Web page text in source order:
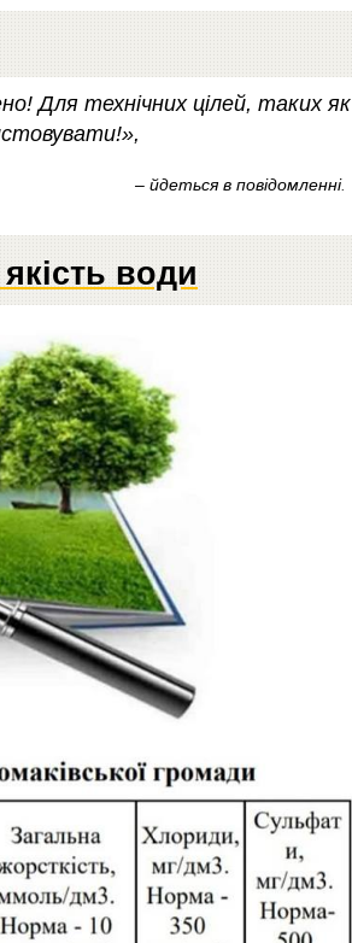
Для технічних цілей, таких як
– йдеться в повідомленні.
води